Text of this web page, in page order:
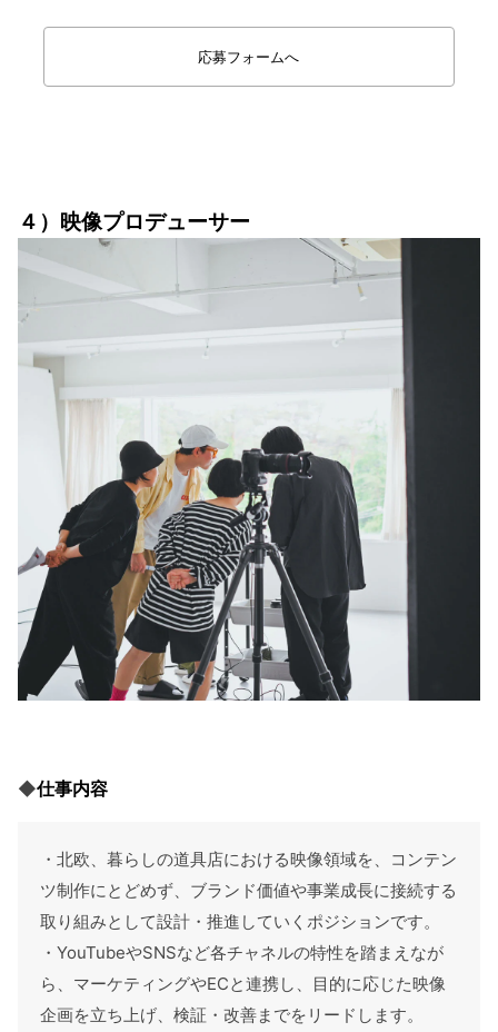
応募フォームへ
４）映像プロデューサー
◆仕事内容
・北欧、暮らしの道具店における映像領域を、コンテン
ツ制作にとどめず、ブランド価値や事業成長に接続する
取り組みとして設計・推進していくポジションです。
・YouTubeやSNSなど各チャネルの特性を踏まえなが
ら、マーケティングやECと連携し、目的に応じた映像
企画を立ち上げ、検証・改善までをリードします。